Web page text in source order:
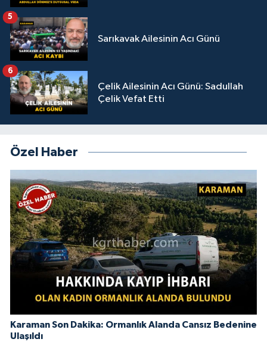
Sarıkavak Ailesinin Acı Günü
5
Çelik Ailesinin Acı Günü: Sadullah
Çelik Vefat Etti
6
Özel Haber
Karaman Son Dakika: Ormanlık Alanda Cansız Bedenine
Ulaşıldı